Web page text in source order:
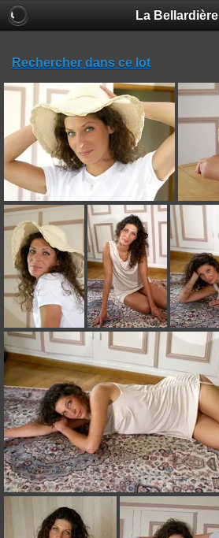
La Bellardière
Rechercher dans ce lot